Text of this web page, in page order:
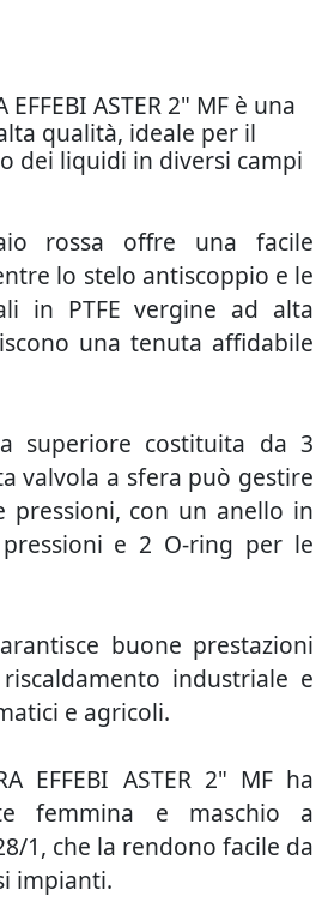
EFFEBI ASTER 2" MF è una
qualità, ideale per il
dei liquidi in diversi campi
rossa offre una facile
lo stelo antiscoppio e le
in PTFE vergine ad alta
una tenuta affidabile
superiore costituita da 3
valvola a sfera può gestire
pressioni, con un anello in
e 2 O-ring per le
buone prestazioni
industriale e
e agricoli.
EFFEBI ASTER 2" MF ha
femmina e maschio a
1, che la rendono facile da
impianti.